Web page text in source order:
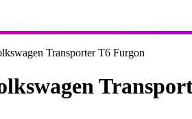
Transporter T6 Furgon